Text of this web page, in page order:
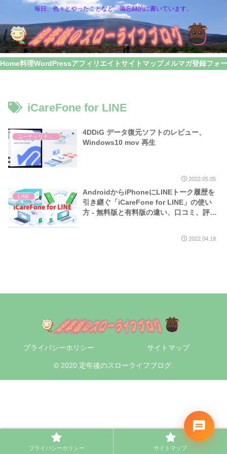
毎日、色々とやったことなど、備忘録的に書いています。
Home料理WordPressアフィリエイトサイトマップメルマガ登録フォ
iCareFone for LINE
ユーティリティー
4DDiG データ復元ソフトのレビュー、
Windows10 mov 再生
2022.05.05
LINE
AndroidからiPhoneにLINEトーク履歴を
引き継ぐ「iCareFone for LINE」の使い
方 ‐ 無料版と有料版の違い、口コミ、評判
2022.04.18
プライバシーホリシー サイトマップ
© 2020 定年後のスローライフブログ.
プライバシーホリシー サイトマップ